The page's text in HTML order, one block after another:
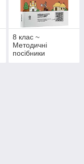
8 клас ~
Методичні
посібники